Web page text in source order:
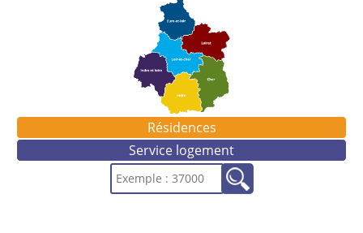
Résidences
Service logement